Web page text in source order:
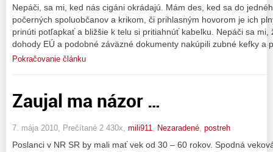
Nepáči, sa mi, ked nás cigáni okrádajú. Mám des, ked sa do
počerných spoluobčanov a krikom, či prihlasným hovorom je ich
prinúti potľapkať a bližšie k telu si pritiahnúť kabelku. Nepáči sa
dohody EÚ a podobné záväzné dokumenty nakúpili zubné kefky a
Pokračovanie článku
Zaujal ma názor …
7. mája 2010, Prečítané 2 430x, mili911, Nezaradené, postreh
Poslanci v NR SR by mali mať vek od 30 – 60 rokov. Spodná